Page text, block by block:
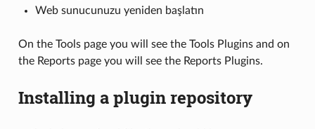
Web sunucunuzu yeniden başlatın
On the Tools page you will see the Tools Plugins and on
the Reports page you will see the Reports Plugins.
Installing a plugin repository